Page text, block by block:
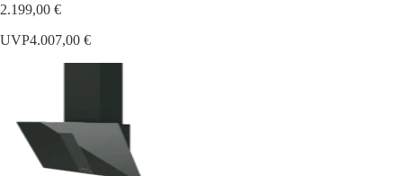
2.199,00 €
UVP4.007,00 €